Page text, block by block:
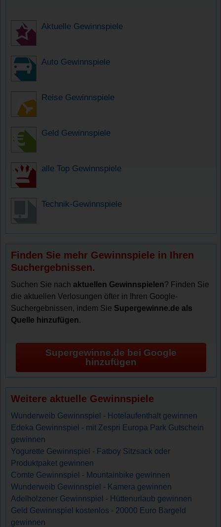
Aktuelle Gewinnspiele
Auto Gewinnspiele
Reise Gewinnspiele
Geld Gewinnspiele
alle Top Gewinnspiele
Technik-Gewinnspiele
Finden Sie mehr Gewinnspiele in Ihren
Suchergebnissen.
Suchen Sie nachaktuellen Gewinnspielen? Finden Sie
die aktuellen Verlosungen öfter in Ihren Google-
Suchergebnissen, indem Sie Supergewinne.de als
Quelle hinzufügen.
Supergewinne.de bei Google
hinzufügen
Weitere aktuelle Gewinnspiele
Wunderweib Gewinnspiel - Hotelaufenthalt gewinnen
Edeka Gewinnspiel - mit Zespri Europa Park Gutschein
gewinnen
Yogurette Gewinnspiel - Fatboy Sitzsack oder
Produktpaket gewinnen
Comte Gewinnspiel - Mountainbike gewinnen
Wunderweib Gewinnspiel - Kamera gewinnen
Adelholzener Gewinnspiel - Hüttenurlaub gewinnen
Geld Gewinnspiel kostenlos - 20000 Euro Bargeld
gewinnen